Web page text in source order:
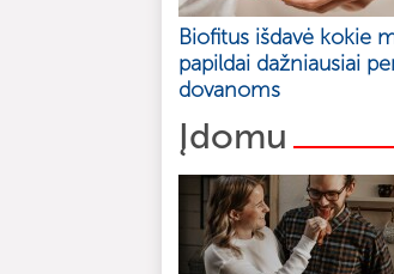
Biofitus išdavė kokie
papildai dažniausiai
dovanoms
Įdomu